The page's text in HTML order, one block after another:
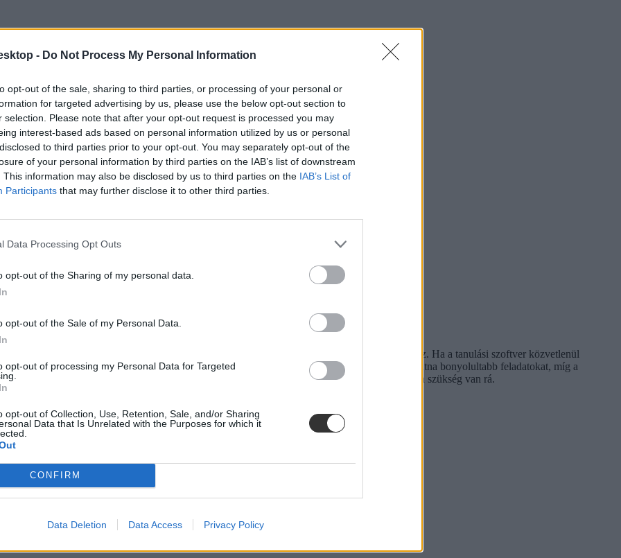
- Do Not Process My Personal Information
opt-out of the sale, sharing to third parties, or processing of your personal or
for targeted advertising by us, please use the below opt-out section to
selection. Please note that after your opt-out request is processed you may
interest-based ads based on personal information utilized by us or personal
to third parties prior to your opt-out. You may separately opt-out of the
of your personal information by third parties on the IAB’s list of downstream
This information may also be disclosed by us to third parties on the IAB’s List of
Participants that may further disclose it to other third parties.
Data Processing Opt Outs
opt-out of the Sharing of my personal data.
opt-out of the Sale of my Personal Data.
opt-out of processing my Personal Data for Targeted
opt-out of Collection, Use, Retention, Sale, and/or Sharing
Data that Is Unrelated with the Purposes for which it
CONFIRM
Data Deletion Data Access Privacy Policy
az anyagból ugyanabban az időben (és ugyanannyit) kell tanulnia - mondja Robert Plötz. Ha a tanulási szoftver közvetlenül
az egész osztály munkája. Ki mit nem tudott jól elvégezni, hol akadt el. Akinek jól ment, kaphatna bonyolultabb feladatokat, míg a
a kérdésekre. Így mindenki a saját tempójában tanulhatna, és a tanár ott segítene, ahol valóban szükség van rá.